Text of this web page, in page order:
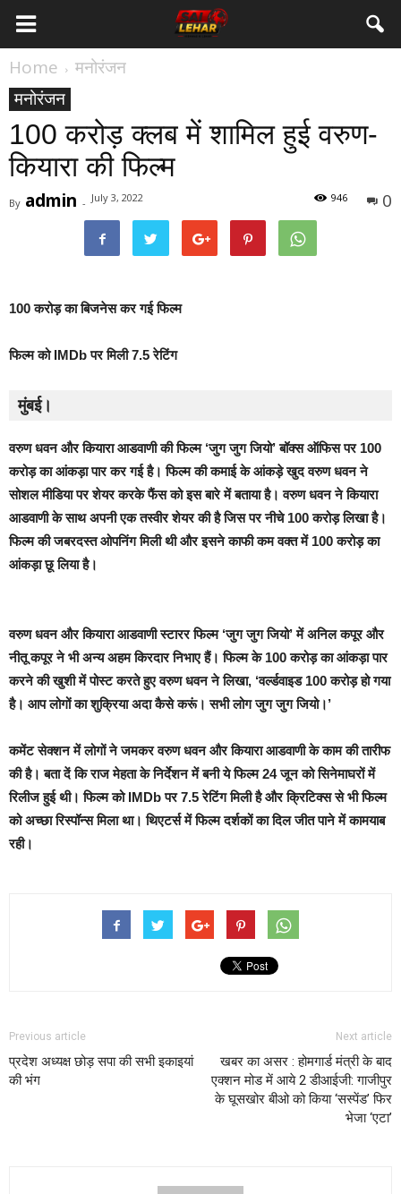
Home
मनोरंजन
मनोरंजन
100 करोड़ क्लब में शामिल हुई वरुण-
कियारा की फिल्म
By admin - July 3, 2022 0
946
100 करोड़ का बिजनेस कर गई फिल्म
फिल्म को IMDb पर मिली 7.5 रेटिंग
मुंबई।
वरुण धवन और कियारा आडवाणी की फिल्म ‘जुग जुग जियो’ बॉक्स ऑफिस पर 100
करोड़ का आंकड़ा पार कर गई है। फिल्म की कमाई के आंकड़े खुद वरुण धवन ने
सोशल मीडिया पर शेयर करके फैंस को इस बारे में बताया है। वरुण धवन ने कियारा
आडवाणी के साथ अपनी एक तस्वीर शेयर की है जिस पर नीचे 100 करोड़ लिखा है।
फिल्म की जबरदस्त ओपनिंग मिली थी और इसने काफी कम वक्त में 100 करोड़ का
आंकड़ा छू लिया है।
वरुण धवन और कियारा आडवाणी स्टारर फिल्म ‘जुग जुग जियो’ में अनिल कपूर और
नीतू कपूर ने भी अन्य अहम किरदार निभाए हैं। फिल्म के 100 करोड़ का आंकड़ा पार
करने की खुशी में पोस्ट करते हुए वरुण धवन ने लिखा, ‘वर्ल्डवाइड 100 करोड़ हो गया
है। आप लोगों का शुक्रिया अदा कैसे करूं। सभी लोग जुग जुग जियो।’
कमेंट सेक्शन में लोगों ने जमकर वरुण धवन और कियारा आडवाणी के काम की तारीफ
की है। बता दें कि राज मेहता के निर्देशन में बनी ये फिल्म 24 जून को सिनेमाघरों में
रिलीज हुई थी। फिल्म को IMDb पर 7.5 रेटिंग मिली है और क्रिटिक्स से भी फिल्म
को अच्छा रिस्पॉन्स मिला था। थिएटर्स में फिल्म दर्शकों का दिल जीत पाने में कामयाब
रही।
Previous article
प्रदेश अध्‍यक्ष छोड़ सपा की सभी इकाइयां
की भंग
Next article
खबर का असर : होमगार्ड मंत्री के बाद
एक्शन मोड में आये 2 डीआईजी: गाजीपुर
के घूसखोर बीओ को किया ‘सस्पेंड’ फिर
भेजा ‘एटा’